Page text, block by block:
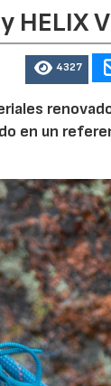
HELIX V
4327
en un